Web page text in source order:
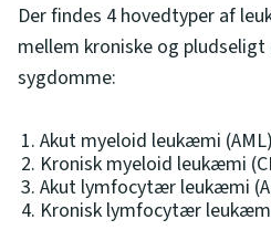
Der findes 4 hovedtyper af
mellem kroniske og
sygdomme:
Akut myeloid leukæmi
Kronisk myeloid leukæmi
Akut lymfocytær leukæmi
Kronisk lymfocytær